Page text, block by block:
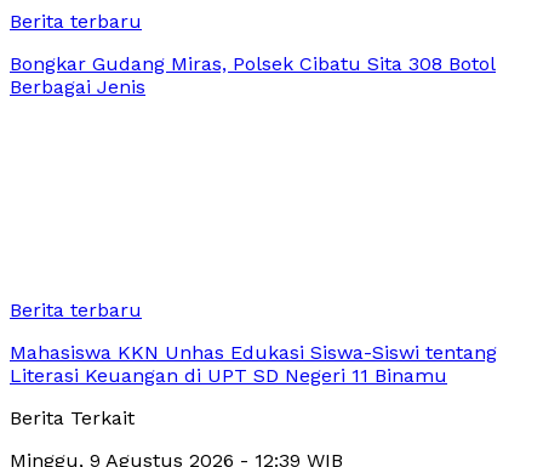
Berita terbaru
Bongkar Gudang Miras, Polsek Cibatu Sita 308 Botol
Berbagai Jenis
Berita terbaru
Mahasiswa KKN Unhas Edukasi Siswa-Siswi tentang
Literasi Keuangan di UPT SD Negeri 11 Binamu
Berita Terkait
Minggu, 9 Agustus 2026 - 12:39 WIB